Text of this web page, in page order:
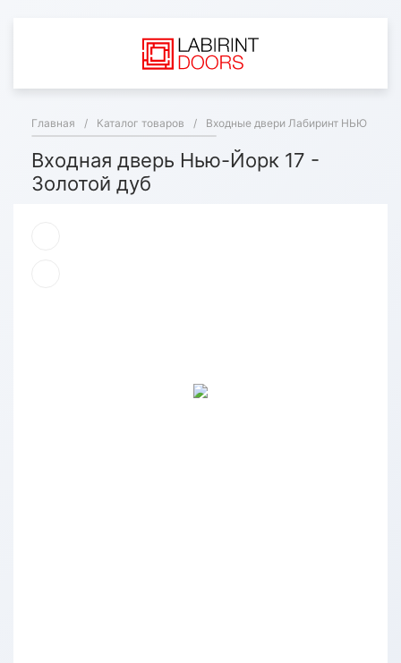
Главная / Каталог товаров / Входные двери Лабиринт НЬЮ ЙОРК
Входная дверь Нью-Йорк 17 -
Золотой дуб